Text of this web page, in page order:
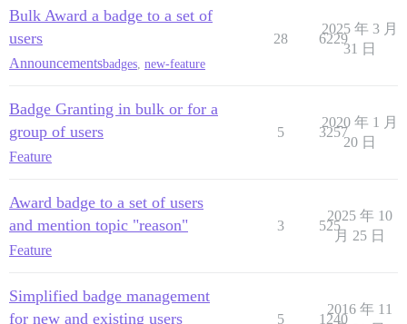
Bulk Award a badge to a set of
users
Announcementsbadges new-feature
28 6229
2025 年 3 月
31 日
Badge Granting in bulk or for a
group of users
Feature
5 3257
2020 年 1 月
20 日
Award badge to a set of users
and mention topic "reason"
Feature
3 525
2025 年 10
月 25 日
Simplified badge management
for new and existing users
5 1240
2016 年 11